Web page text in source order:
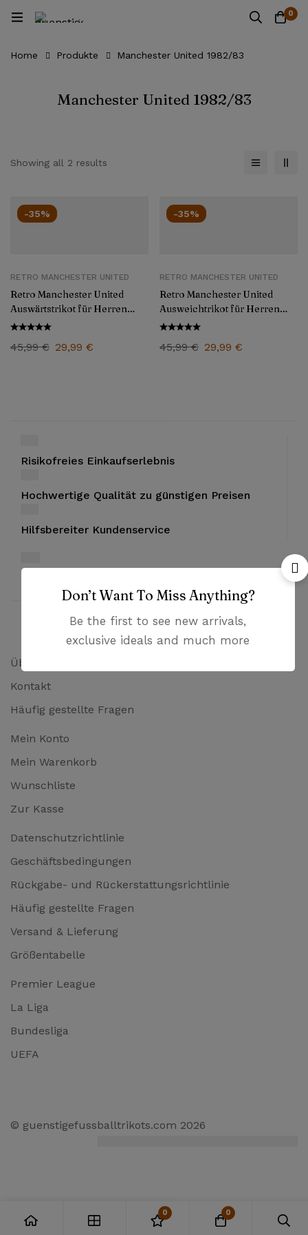
0
Home Produkte Manchester United 1982/83
Manchester United 1982/83
Showing all 2 results
-35%
RETRO MANCHESTER UNITED
Retro Manchester United
Auswärtstrikot für Herren
1982/83
45,99€ 29,99 €
-35%
RETRO MANCHESTER UNITED
Retro Manchester United
Ausweichtrikot für Herren
1982/83
45,99€ 29,99 €
Risikofreies Einkaufserlebnis
Hochwertige Qualität zu günstigen Preisen
Hilfsbereiter Kundenservice
Über uns
Kontakt
Häufig gestellte Fragen
Mein Konto
Mein Warenkorb
Wunschliste
Zur Kasse
Datenschutzrichtlinie
Geschäftsbedingungen
Rückgabe- und Rückerstattungsrichtlinie
Häufig gestellte Fragen
Versand & Lieferung
Größentabelle
Premier League
La Liga
Bundesliga
UEFA
© guenstigefussballtrikots.com 2026
Don’t Want To Miss Anything?
Be the first to see new arrivals,
exclusive ideals and much more
0 0